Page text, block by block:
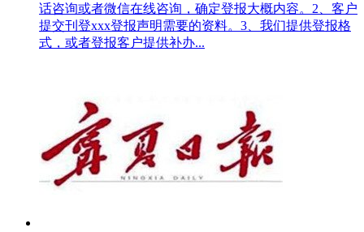
话咨询或者微信在线咨询，确定登报大概内容。2、客户
提交刊登xxx登报声明需要的资料。3、我们提供登报格
式，或者登报客户提供补办...